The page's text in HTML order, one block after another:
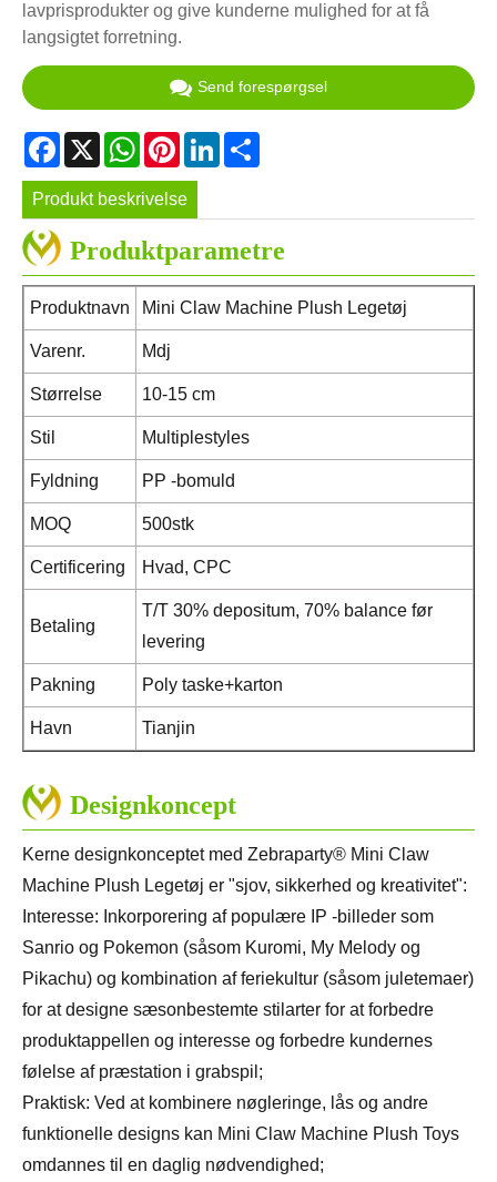
lavprisprodukter og give kunderne mulighed for at få
langsigtet forretning.
Send forespørgsel
Facebook
X WhatsApp
PinterestLinkedIn
Produkt beskrivelse
Produktparametre
Produktnavn Mini Claw Machine Plush Legetøj
Varenr. Mdj
Størrelse 10-15 cm
Stil Multiplestyles
Fyldning PP -bomuld
MOQ 500stk
Certificering Hvad, CPC
Betaling
T/T 30% depositum, 70% balance før
levering
Pakning Poly taske+karton
Havn Tianjin
Designkoncept
Kerne designkonceptet med Zebraparty® Mini Claw
Machine Plush Legetøj er "sjov, sikkerhed og kreativitet":
Interesse: Inkorporering af populære IP -billeder som
Sanrio og Pokemon (såsom Kuromi, My Melody og
Pikachu) og kombination af feriekultur (såsom juletemaer)
for at designe sæsonbestemte stilarter for at forbedre
produktappellen og interesse og forbedre kundernes
følelse af præstation i grabspil;
Praktisk: Ved at kombinere nøgleringe, lås og andre
funktionelle designs kan Mini Claw Machine Plush Toys
omdannes til en daglig nødvendighed;